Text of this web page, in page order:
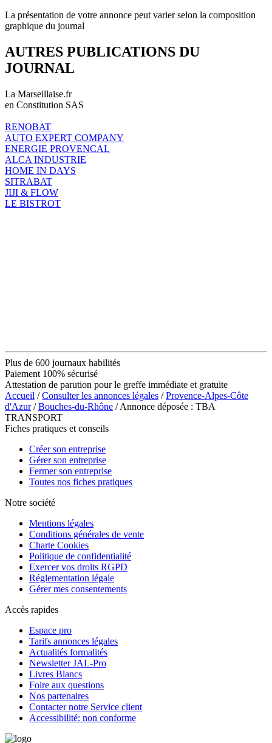
La présentation de votre annonce peut varier selon la composition
graphique du journal
AUTRES PUBLICATIONS DU
JOURNAL
La Marseillaise.fr
en Constitution SAS
RENOBAT
AUTO EXPERT COMPANY
ENERGIE PROVENCAL
ALCA INDUSTRIE
HOME IN DAYS
SITRABAT
JIJI & FLOW
LE BISTROT
Plus de 600 journaux habilités
Paiement 100% sécurisé
Attestation de parution pour le greffe immédiate et gratuite
Accueil /Consulter les annonces légales /Provence-Alpes-Côte
d'Azur/Bouches-du-Rhône / Annonce déposée : TBA
TRANSPORT
Fiches pratiques et conseils
Créer son entreprise
Gérer son entreprise
Fermer son entreprise
Toutes nos fiches pratiques
Notre société
Mentions légales
Conditions générales de vente
Charte Cookies
Politique de confidentialité
Exercer vos droits RGPD
Réglementation légale
Gérer mes consentements
Accès rapides
Espace pro
Tarifs annonces légales
Actualités formalités
Newsletter JAL-Pro
Livres Blancs
Foire aux questions
Nos partenaires
Contacter notre Service client
Accessibilité: non conforme